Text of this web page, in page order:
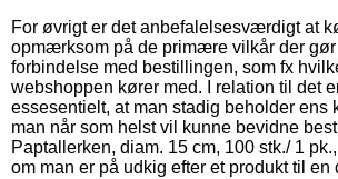
For øvrigt er det anbefalelsesværdigt at
opmærksom på de primære vilkår der
forbindelse med bestillingen, som fx
webshoppen kører med. I relation til det
essesentielt, at man stadig beholder ens
man når som helst vil kunne bevidne
Paptallerken, diam. 15 cm, 100 stk./ 1
om man er på udkig efter et produkt til en